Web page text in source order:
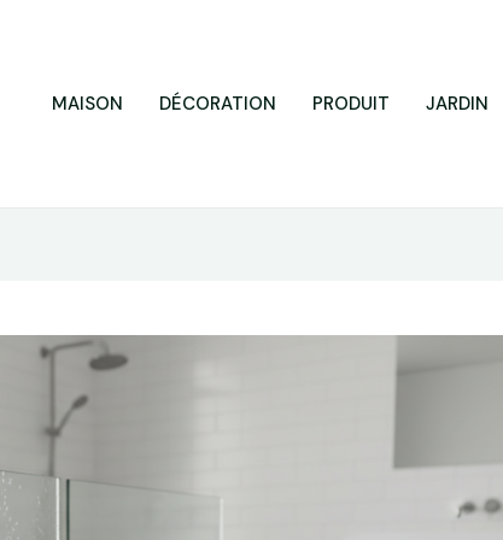
MAISON
DÉCORATION PRODUIT JARDIN